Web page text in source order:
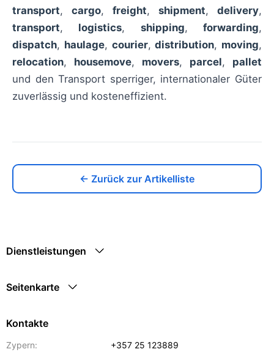
transport, cargo, freight, shipment, delivery,
transport, logistics, shipping,forwarding,
dispatch, haulage, courier,distribution, moving,
relocation, housemove, movers, parcel, pallet
und den Transport sperriger, internationaler Güter
zuverlässig und kosteneffizient.
← Zurück zur Artikelliste
Dienstleistungen
Seitenkarte
Kontakte
Zypern:
+357 25 123889